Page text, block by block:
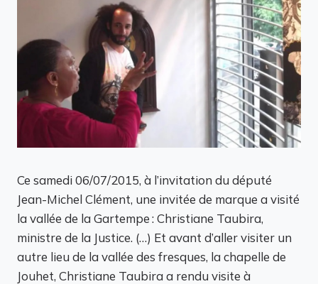
Ce samedi 06/07/2015, à l’invitation du député
Jean-Michel Clément, une invitée de marque a visité
la vallée de la Gartempe : Christiane Taubira,
ministre de la Justice. (…) Et avant d’aller visiter un
autre lieu de la vallée des fresques, la chapelle de
Jouhet, Christiane Taubira a rendu visite à